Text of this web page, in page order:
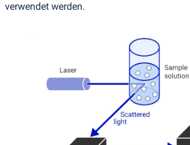
verwendet werden.